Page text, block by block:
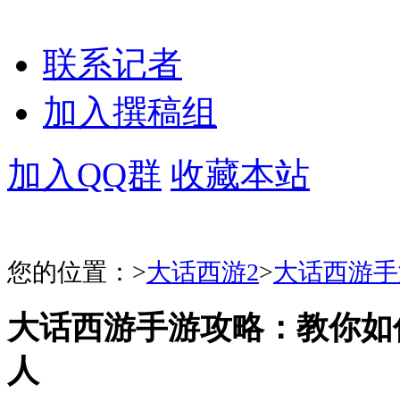
联系记者
加入撰稿组
加入QQ群 收藏本站
您的位置： >大话西游2>大话西游
大话西游手游攻略：教你
人